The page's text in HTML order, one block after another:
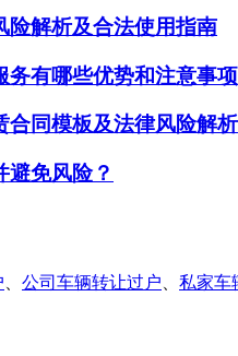
险解析及合法使用指南
务有哪些优势和注意事项
合同模板及法律风险解析
避免风险？
公司车辆转让过户 私家车